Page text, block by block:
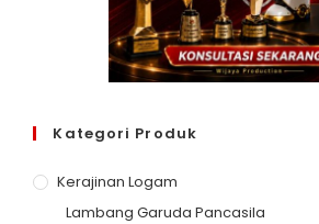
Kategori Produk
Kerajinan Logam
Lambang Garuda Pancasila